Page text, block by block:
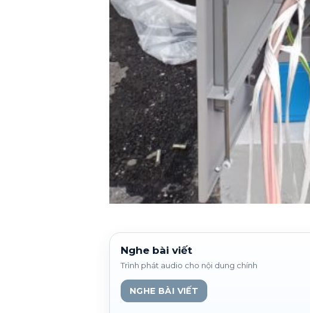
Nghe bài viết
Trình phát audio cho nội dung chính
NGHE BÀI VIẾT